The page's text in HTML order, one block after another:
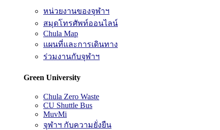
หน่วยงานของจุฬาฯ
สมุดโทรศัพท์ออนไลน์
Chula Map
แผนที่และการเดินทาง
ร่วมงานกับจุฬาฯ
Green University
Chula Zero Waste
CU Shuttle Bus
MuvMi
จุฬาฯ กับความยั่งยืน